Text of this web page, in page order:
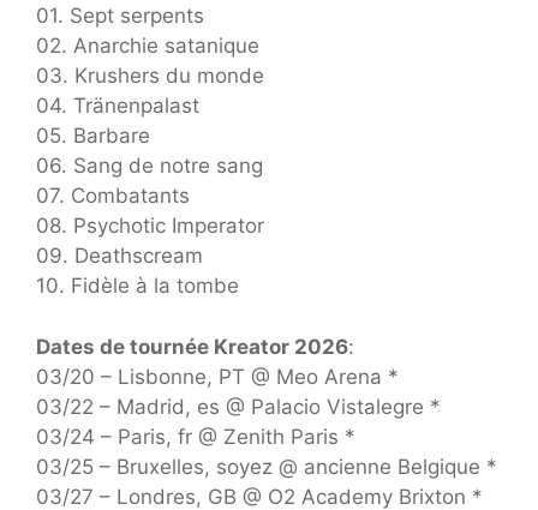
01. Sept serpents
02. Anarchie satanique
03. Krushers du monde
04. Tränenpalast
05. Barbare
06. Sang de notre sang
07. Combatants
08. Psychotic Imperator
09. Deathscream
10. Fidèle à la tombe
Dates de tournée Kreator 2026:
03/20 – Lisbonne, PT @ Meo Arena *
03/22 – Madrid, es @ Palacio Vistalegre *
03/24 – Paris, fr @ Zenith Paris *
03/25 – Bruxelles, soyez @ ancienne Belgique *
03/27 – Londres, GB @ O2 Academy Brixton *